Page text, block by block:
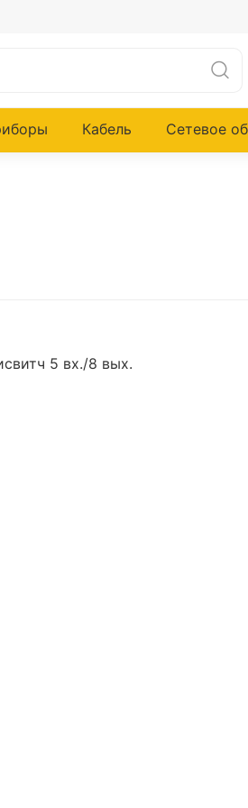
Кабель Сетевое
5 вх./8 вых.